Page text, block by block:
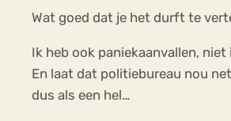
Wat goed dat je het durft te
Ik heb ook paniekaanvallen,
En laat dat politiebureau nou
dus als een hel…